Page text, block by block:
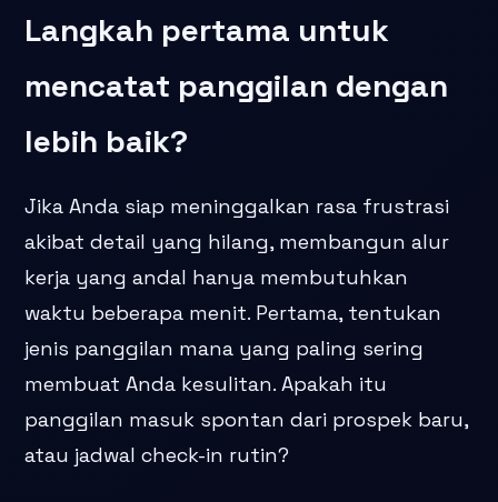
Langkah pertama untuk
mencatat panggilan dengan
lebih baik?
Jika Anda siap meninggalkan rasa frustrasi
akibat detail yang hilang, membangun alur
kerja yang andal hanya membutuhkan
waktu beberapa menit. Pertama, tentukan
jenis panggilan mana yang paling sering
membuat Anda kesulitan. Apakah itu
panggilan masuk spontan dari prospek baru,
atau jadwal check-in rutin?